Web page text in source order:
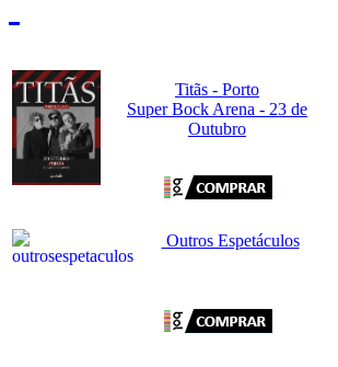
Titãs - Porto
Super Bock Arena - 23 de
Outubro
Outros Espetáculos